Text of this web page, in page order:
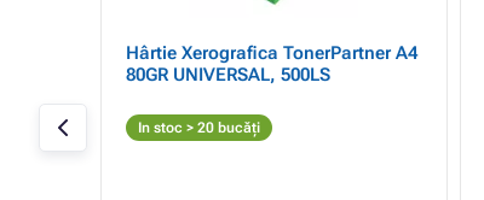
Hârtie Xerografica TonerPartner A4
80GR UNIVERSAL, 500LS
In stoc > 20 bucăți